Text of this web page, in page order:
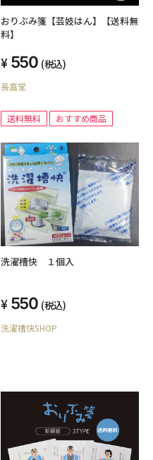
おりぶみ箋【芸妓はん】【送料無
料】
550 (税込)
長嘉堂
送料無料 おすすめ商品
洗濯槽快 １個入
550 (税込)
洗濯槽快SHOP